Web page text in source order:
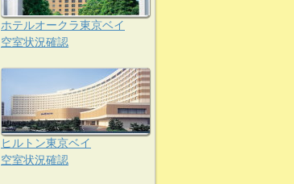
ホテルオークラ東京ベイ
空室状況確認
ヒルトン東京ベイ
空室状況確認